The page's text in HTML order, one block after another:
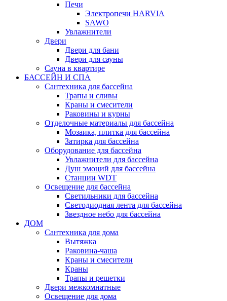
Печи
Электропечи HARVIA
SAWO
Увлажнители
Двери
Двери для бани
Двери для сауны
Сауна в квартире
БАССЕЙН И СПА
Сантехника для бассейна
Трапы и сливы
Краны и смесители
Раковины и курны
Отделочные материалы для бассейна
Мозаика, плитка для бассейна
Затирка для бассейна
Оборудование для бассейна
Увлажнители для бассейна
Душ эмоций для бассейна
Станции WDT
Освещение для бассейна
Светильники для бассейна
Светодиодная лента для бассейна
Звездное небо для бассейна
ДОМ
Сантехника для дома
Вытяжка
Раковина-чаша
Краны и смесители
Краны
Трапы и решетки
Двери межкомнатные
Освещение для дома